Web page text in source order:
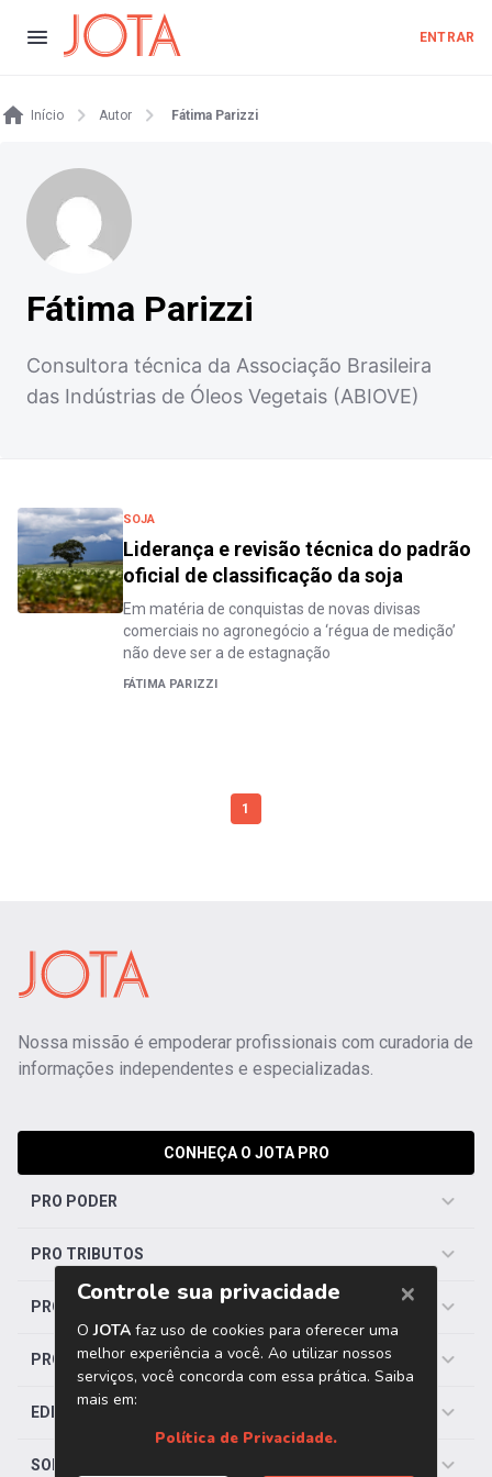
ENTRAR
Início Autor Fátima Parizzi
Fátima Parizzi
Consultora técnica da Associação Brasileira
das Indústrias de Óleos Vegetais (ABIOVE)
SOJA
Liderança e revisão técnica do padrão
oficial de classificação da soja
Em matéria de conquistas de novas divisas
comerciais no agronegócio a ‘régua de medição’
não deve ser a de estagnação
FÁTIMA PARIZZI
1
Nossa missão é empoderar profissionais com curadoria de
informações independentes e especializadas.
CONHEÇA O JOTA PRO
PRO PODER
PRO TRIBUTOS
PRO TRABALHISTA
PRO SAÚDE
EDITORIAS
SOBRE O JOTA